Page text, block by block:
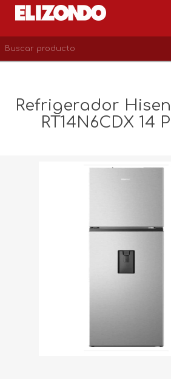
LISTA DE DESEOS 0
Refrigerador
RT14N6CDX 14